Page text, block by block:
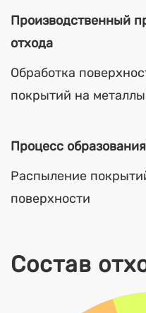
Производственный
отхода
Обработка
покрытий на металлы
Процесс
Распыление
поверхности
Состав